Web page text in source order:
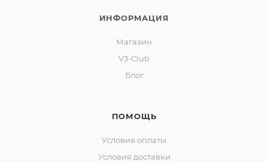
ИНФОРМАЦИЯ
Магазин
V3-Club
Блог
ПОМОЩЬ
Условия оплаты
Условия доставки